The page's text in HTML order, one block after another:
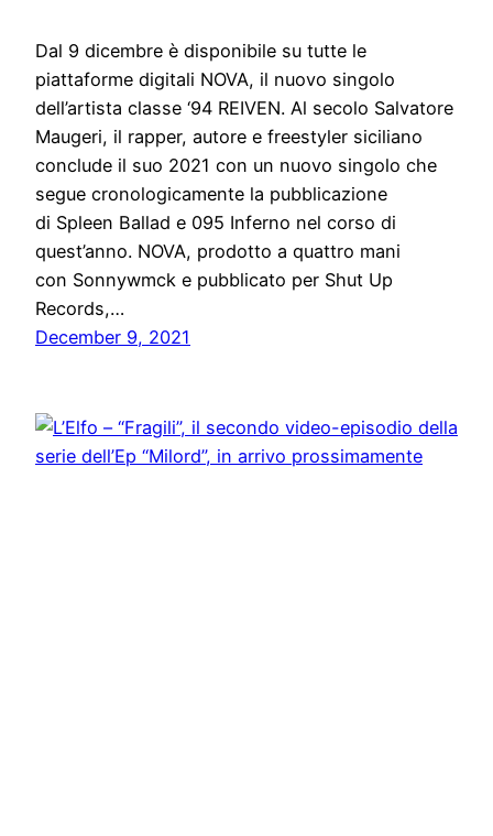
Dal 9 dicembre è disponibile su tutte le
piattaforme digitali NOVA, il nuovo singolo
dell’artista classe ‘94 REIVEN. Al secolo Salvatore
Maugeri, il rapper, autore e freestyler siciliano
conclude il suo 2021 con un nuovo singolo che
segue cronologicamente la pubblicazione
di Spleen Ballad e 095 Inferno nel corso di
quest’anno. NOVA, prodotto a quattro mani
con Sonnywmck e pubblicato per Shut Up
Records,…
December 9, 2021